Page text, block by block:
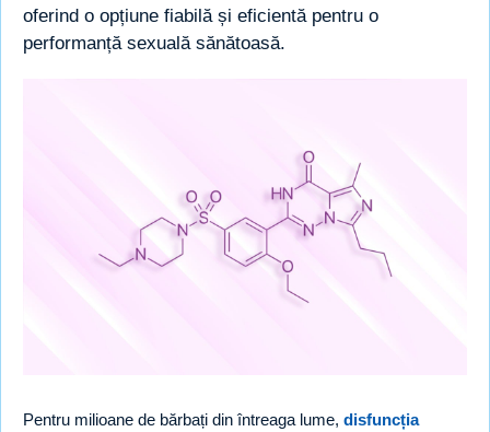
oferind o opțiune fiabilă și eficientă pentru o
performanță sexuală sănătoasă.
Pentru milioane de bărbați din întreaga lume, disfuncția